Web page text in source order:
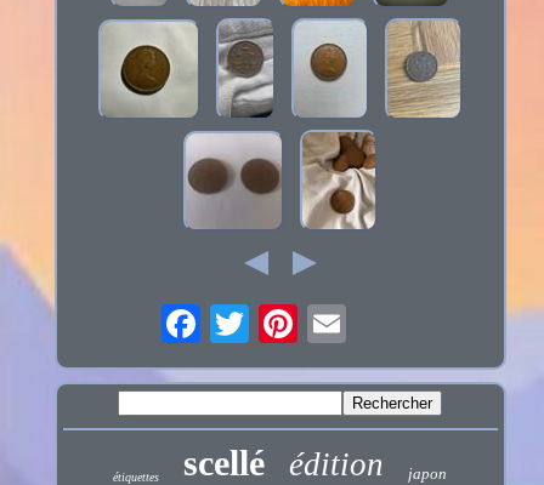
étiquettes scellé édition japon